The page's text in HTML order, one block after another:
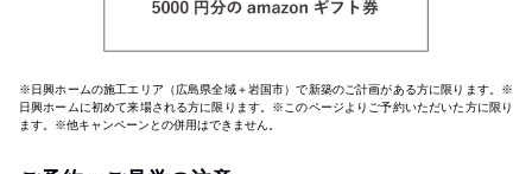
※日興ホームの施工エリア（広島県全域＋岩国市）で新築のご計画がある方に限ります。※
日興ホームに初めて来場される方に限ります。※このページよりご予約いただいた方に限り
ます。※他キャンペーンとの併用はできません。